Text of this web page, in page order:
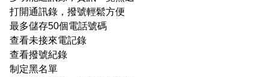
打開通訊錄，撥號輕鬆方便
最多儲存50個電話號碼
查看未接來電記錄
查看撥號紀錄
制定黑名單